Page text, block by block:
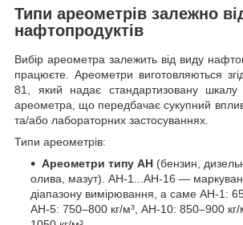
Типи ареометрів залежно
нафтопродуктів
Вибір ареометра залежить від виду
працюєте. Ареометри виготовляються
81, який надає стандартизовану
ареометра, що передбачає сукупний
та/або лабораторних застосуваннях.
Типи ареометрів:
Ареометри типу АН (бензин,
олива, мазут). АН-1...АН-16 —
діапазону вимірювання, а саме АН-1:
АН-5: 750–800 кг/м³, АН-10: 850–900